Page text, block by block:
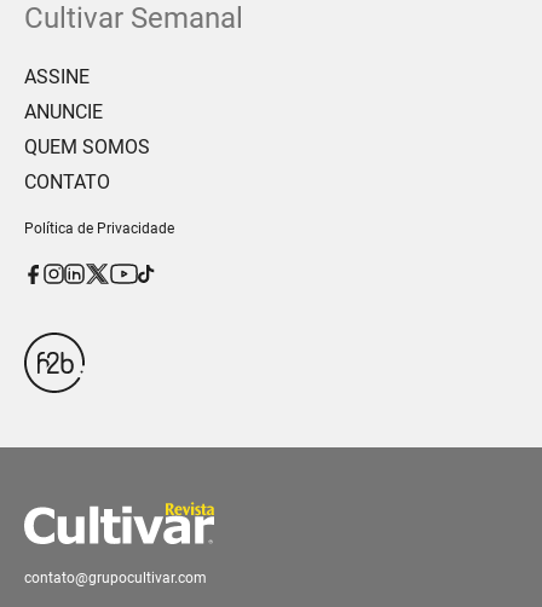
Cultivar Semanal
ASSINE
ANUNCIE
QUEM SOMOS
CONTATO
Política de Privacidade
contato@grupocultivar.com